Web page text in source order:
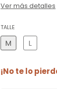
Ver más detalles
TALLE
M L
¡No te lo